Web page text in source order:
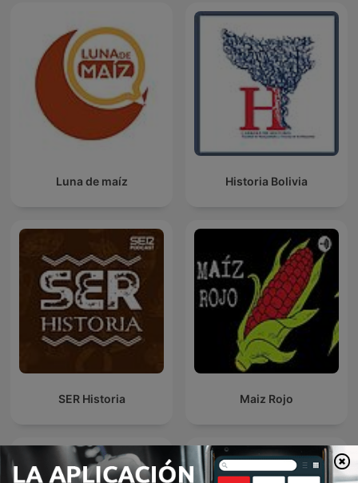
Luna de maíz Historia Bolivia
SER Historia Maiz Rojo